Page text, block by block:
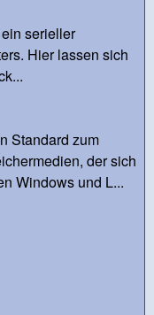
serieller
Hier lassen sich
Standard zum
der sich
Windows und L...